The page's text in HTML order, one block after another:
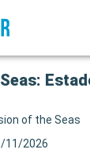
of the Seas
11/2026